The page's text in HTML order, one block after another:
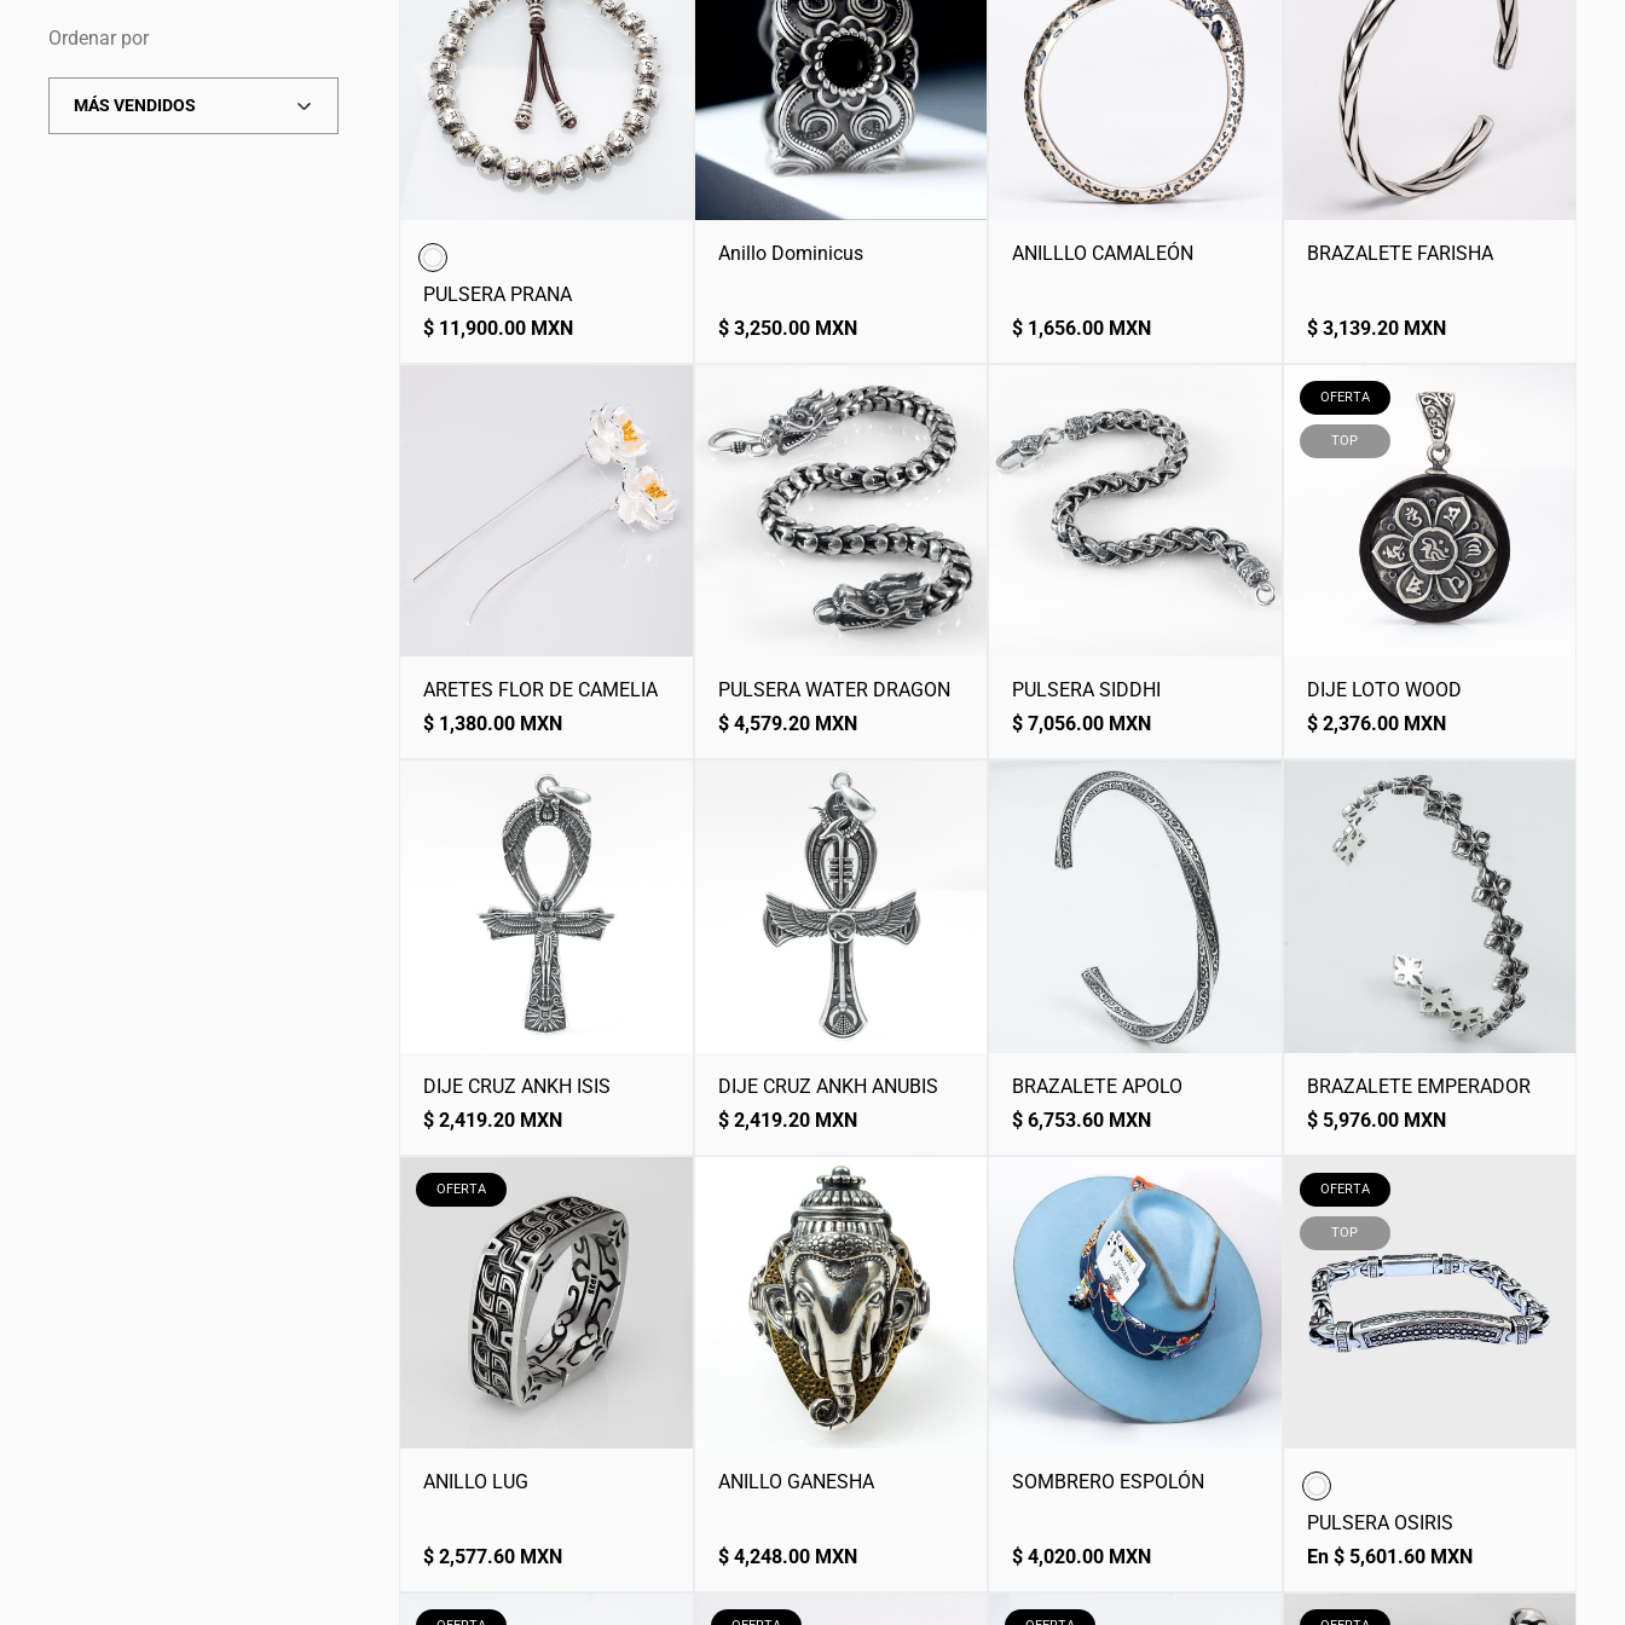
Ordenar por
Ordenar
por
PULSERA PRANA
Precio
$ 11,900.00 MXN
Anillo Dominicus
Precio
$ 3,250.00 MXN
ANILLLO CAMALEÓN
Precio
$ 1,656.00 MXN
BRAZALETE FARISHA
Precio
$ 3,139.20 MXN
ARETES FLOR DE CAMELIA
Precio
$ 1,380.00 MXN
PULSERA WATER DRAGON
Precio
$ 4,579.20 MXN
PULSERA SIDDHI
Precio
$ 7,056.00 MXN
ETIQUETA
DEL
PRODUCTO:
OFERTA
ETIQUETA
DEL
TOP
DIJE LOTO WOOD
Precio
$ 2,376.00 MXN
DIJE CRUZ ANKH ISIS
Precio
$ 2,419.20 MXN
DIJE CRUZ ANKH ANUBIS
Precio
$ 2,419.20 MXN
BRAZALETE APOLO
Precio
$ 6,753.60 MXN
BRAZALETE EMPERADOR
Precio
$ 5,976.00 MXN
ETIQUETA
DEL
PRODUCTO:
OFERTA
ANILLO LUG
Precio
$ 2,577.60 MXN
ANILLO GANESHA
Precio
$ 4,248.00 MXN
SOMBRERO ESPOLÓN
Precio
$ 4,020.00 MXN
ETIQUETA
DEL
PRODUCTO:
OFERTA
ETIQUETA
DEL
PRODUCTO:
TOP
PULSERA OSIRIS
Precio
En $ 5,601.60 MXN